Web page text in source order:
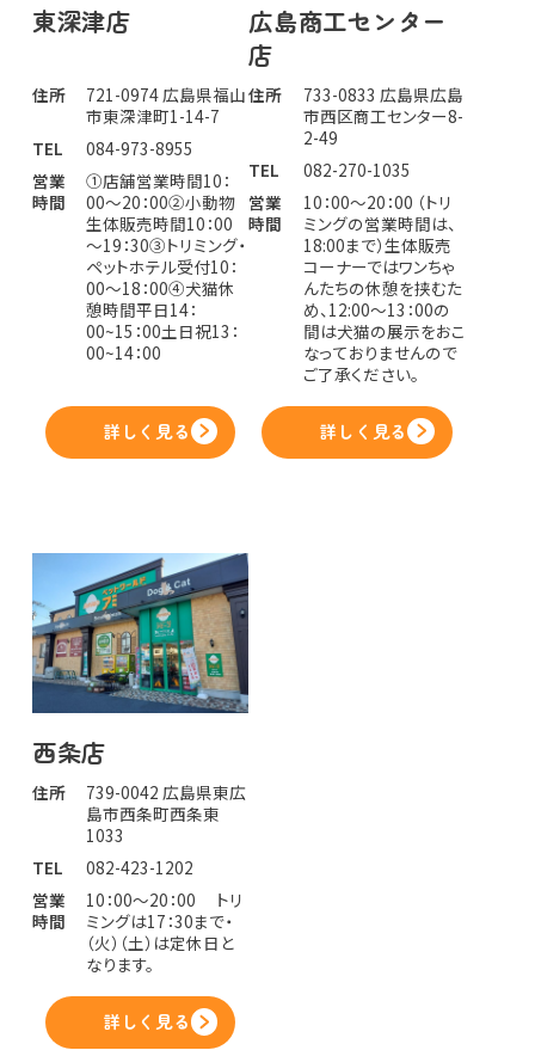
東深津店
住所
721-0974 広島県福山
市東深津町1-14-7
TEL
084-973-8955
営業
時間
①店舗営業時間10：
00～20：00②小動物
生体販売時間10：00
～19：30③トリミング・
ペットホテル受付10：
00～18：00④犬猫休
憩時間平日14：
00~15：00土日祝13：
00~14：00
詳しく見る
広島商工センター
店
住所
733-0833 広島県広島
市西区商工センター8-
2-49
TEL
082-270-1035
営業
時間
10：00～20：00 （トリ
ミングの営業時間は、
18:00まで）生体販売
コーナーではワンちゃ
んたちの休憩を挟むた
め、12:00〜13：00の
間は犬猫の展示をおこ
なっておりませんので
ご了承ください。
詳しく見る
西条店
住所
739-0042 広島県東広
島市西条町西条東
1033
TEL
082-423-1202
営業
時間
10：00～20：00 トリ
ミングは17：30まで・
（火）（土）は定休日と
なります。
詳しく見る